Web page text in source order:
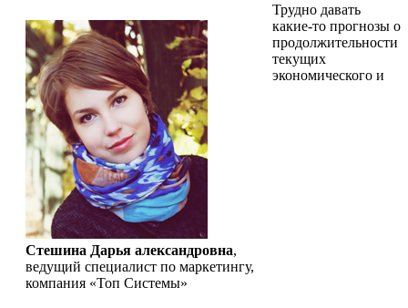
Стешина Дарья александровна,
ведущий специалист по маркетингу,
компания «Топ Системы»
Трудно давать
какие-то прогнозы о
продолжительности
текущих
экономического и